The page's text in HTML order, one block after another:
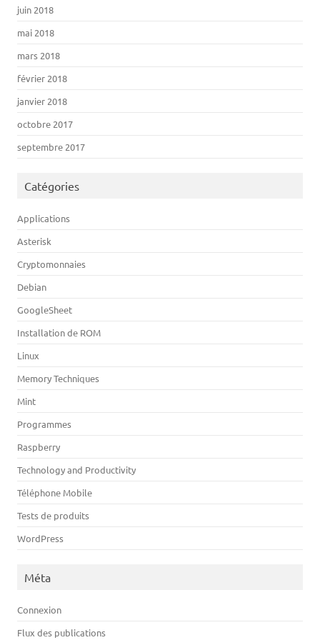
juin 2018
mai 2018
mars 2018
février 2018
janvier 2018
octobre 2017
septembre 2017
Catégories
Applications
Asterisk
Cryptomonnaies
Debian
GoogleSheet
Installation de ROM
Linux
Memory Techniques
Mint
Programmes
Raspberry
Technology and Productivity
Téléphone Mobile
Tests de produits
WordPress
Méta
Connexion
Flux des publications